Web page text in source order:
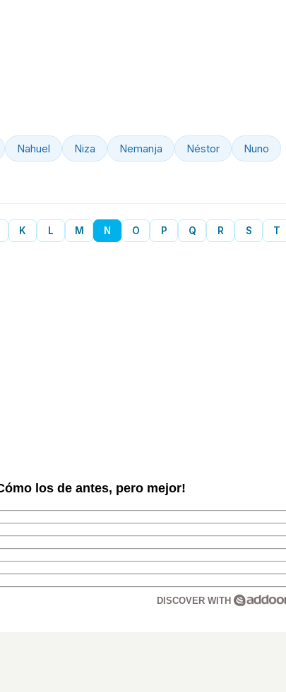
Nahuel Niza Nemanja Néstor
Nuno
K L M N O P Q R S
T
los de antes, pero mejor!
DISCOVER WITH